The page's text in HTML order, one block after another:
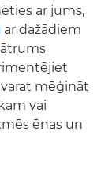
ar jums,
ar dažādiem
mēģināt
vai
ēnas un